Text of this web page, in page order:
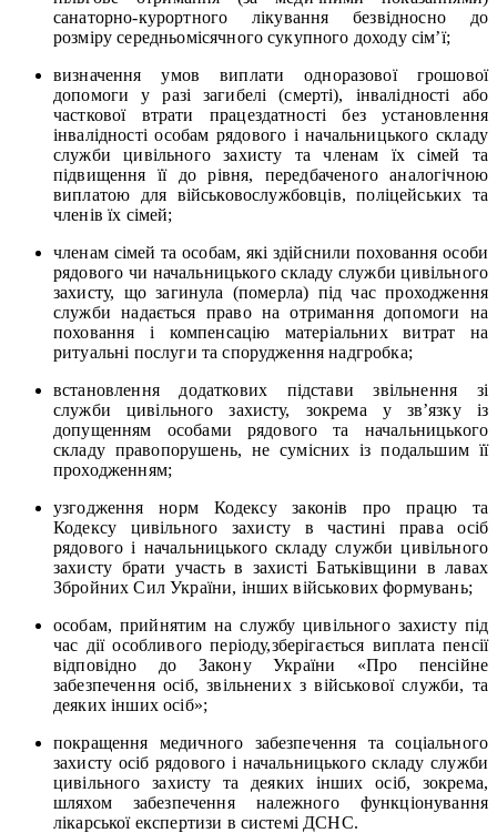
санаторно-курортного лікування безвідносно до
розміру середньомісячного сукупного доходу сім’ї;
визначення умов виплати одноразової грошової
допомоги у разі загибелі (смерті), інвалідності або
часткової втрати працездатності без установлення
інвалідності особам рядового і начальницького складу
служби цивільного захисту та членам їх сімей та
підвищення її до рівня, передбаченого аналогічною
виплатою для військовослужбовців, поліцейських та
членів їх сімей;
членам сімей та особам, які здійснили поховання особи
рядового чи начальницького складу служби цивільного
захисту, що загинула (померла) під час проходження
служби надається право на отримання допомоги на
поховання і компенсацію матеріальних витрат на
ритуальні послуги та спорудження надгробка;
встановлення додаткових підстави звільнення зі
служби цивільного захисту, зокрема у зв’язку із
допущенням особами рядового та начальницького
складу правопорушень, не сумісних із подальшим її
проходженням;
узгодження норм Кодексу законів про працю та
Кодексу цивільного захисту в частині права осіб
рядового і начальницького складу служби цивільного
захисту брати участь в захисті Батьківщини в лавах
Збройних Сил України, інших військових формувань;
особам, прийнятим на службу цивільного захисту під
час дії особливого періоду,зберігається виплата пенсії
відповідно до Закону України «Про пенсійне
забезпечення осіб, звільнених з військової служби, та
деяких інших осіб»;
покращення медичного забезпечення та соціального
захисту осіб рядового і начальницького складу служби
цивільного захисту та деяких інших осіб, зокрема,
шляхом забезпечення належного функціонування
лікарської експертизи в системі ДСНС.